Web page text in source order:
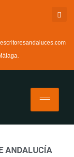
ANDALUCÍA